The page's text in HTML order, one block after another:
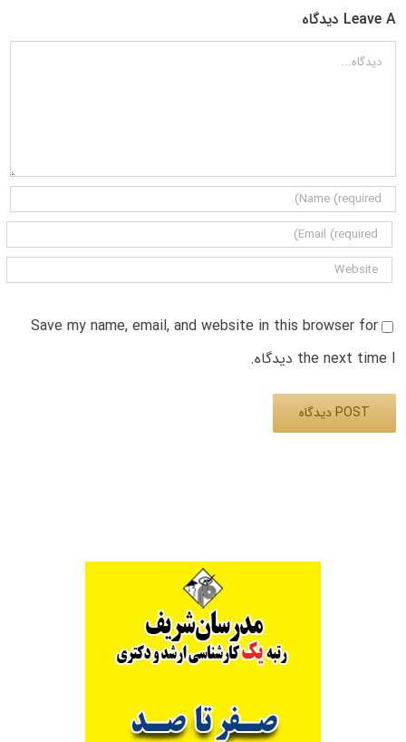
Leave A دیدگاه
دیدگاه
Save my name, email, and website in this browser for
the next time I دیدگاه.